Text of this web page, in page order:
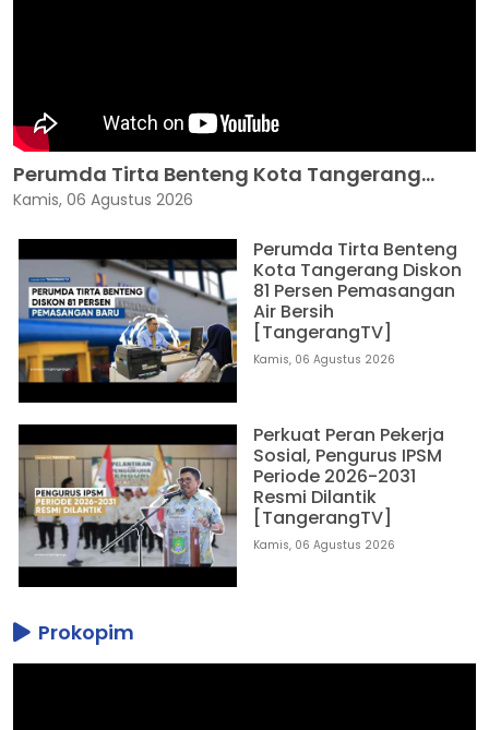
Perumda Tirta Benteng Kota Tangerang...
Kamis, 06 Agustus 2026
Perumda Tirta Benteng
Kota Tangerang Diskon
81 Persen Pemasangan
Air Bersih
[TangerangTV]
Kamis, 06 Agustus 2026
Perkuat Peran Pekerja
Sosial, Pengurus IPSM
Periode 2026-2031
Resmi Dilantik
[TangerangTV]
Kamis, 06 Agustus 2026
Prokopim